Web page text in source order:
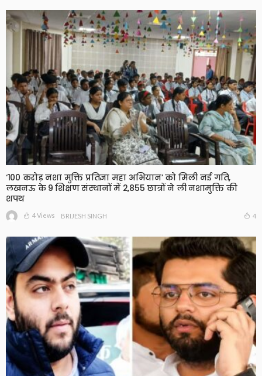
‘100 करोड़ नशा मुक्ति प्रतिज्ञा महा अभियान’ को मिली नई गति,
लखनऊ के 9 शिक्षण संस्थानों में 2,855 छात्रों ने ली नशामुक्ति की
शपथ
4 Views BRIJESH SINGH 4